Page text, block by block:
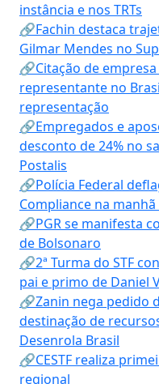
instância e nos TRTs
🔗Fachin destaca
Gilmar Mendes no
🔗Citação de
representante no
representação
🔗Empregados e
desconto de 24% no
Postalis
🔗Polícia Federal
Compliance na
🔗PGR se manifesta
de Bolsonaro
🔗2ª Turma do STF
pai e primo de Daniel
🔗Zanin nega pedido
destinação de
Desenrola Brasil
🔗CESTF realiza
regional